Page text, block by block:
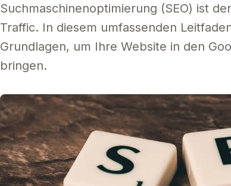
Suchmaschinenoptimierung (SEO) ist
Traffic. In diesem umfassenden
Grundlagen, um Ihre Website in den
bringen.